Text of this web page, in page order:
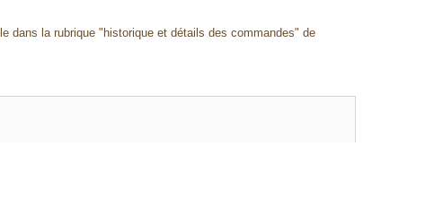
dans la rubrique "historique et détails des commandes" de